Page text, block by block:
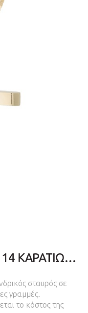
ΒΑΠΤΙΣΤΙΚΌΣ ΣΤΑΥΡΌΣ 14 ΚΑΡΑΤΊΩΝ ΓΙΑ ΑΓΌΡΙ
σταυρός σε
γραμμές.
το κόστος της